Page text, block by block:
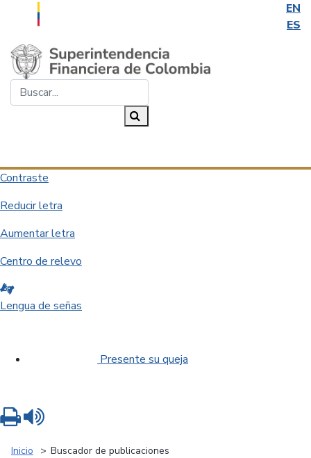
EN
ES
Saltar al contenido principal
Contraste
Reducir letra
Aumentar letra
Centro de relevo
Lengua de señas
Presente su queja
Inicio Buscador de publicaciones
Imprimir